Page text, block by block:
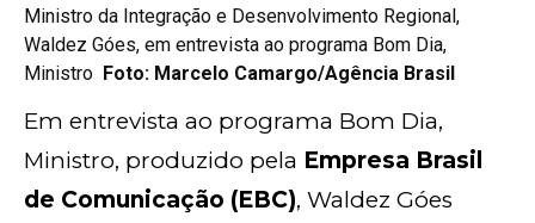
Ministro da Integração e Desenvolvimento Regional,
Waldez Góes, em entrevista ao programa Bom Dia,
Ministro Foto: Marcelo Camargo/Agência Brasil
Em entrevista ao programa Bom Dia,
Ministro, produzido pela Empresa Brasil
de Comunicação (EBC), Waldez Góes